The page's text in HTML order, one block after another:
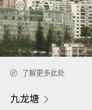
了解更多此处
九龙塘